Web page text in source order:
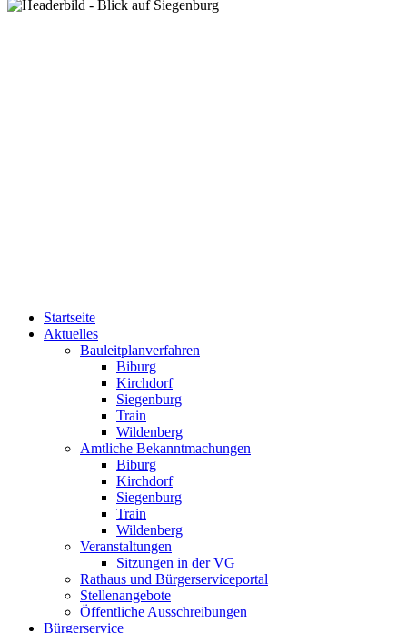
Startseite
Aktuelles
Bauleitplanverfahren
Biburg
Kirchdorf
Siegenburg
Train
Wildenberg
Amtliche Bekanntmachungen
Biburg
Kirchdorf
Siegenburg
Train
Wildenberg
Veranstaltungen
Sitzungen in der VG
Rathaus und Bürgerserviceportal
Stellenangebote
Öffentliche Ausschreibungen
Bürgerservice